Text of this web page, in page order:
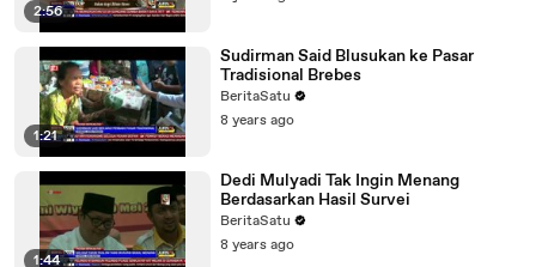
2:56
1:21
Sudirman Said Blusukan ke Pasar
Tradisional Brebes
BeritaSatu
8 years ago
1:44
Dedi Mulyadi Tak Ingin Menang
Berdasarkan Hasil Survei
BeritaSatu
8 years ago